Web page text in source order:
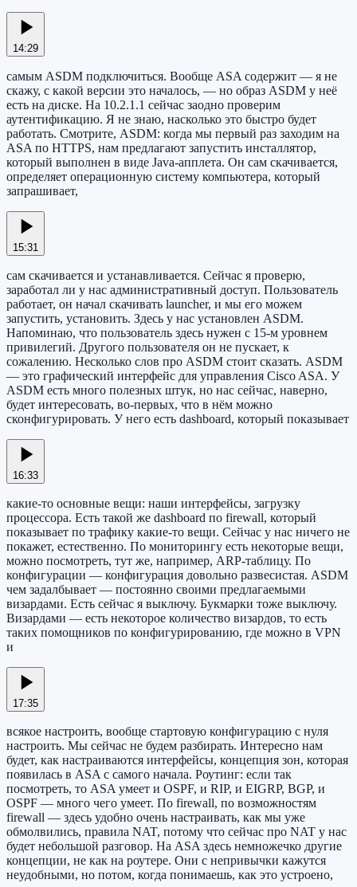
14:29
самым ASDM подключиться. Вообще ASA содержит — я не
скажу, с какой версии это началось, — но образ ASDM у неё
есть на диске. На 10.2.1.1 сейчас заодно проверим
аутентификацию. Я не знаю, насколько это быстро будет
работать. Смотрите, ASDM: когда мы первый раз заходим на
ASA по HTTPS, нам предлагают запустить инсталлятор,
который выполнен в виде Java-апплета. Он сам скачивается,
определяет операционную систему компьютера, который
запрашивает,
15:31
сам скачивается и устанавливается. Сейчас я проверю,
заработал ли у нас административный доступ. Пользователь
работает, он начал скачивать launcher, и мы его можем
запустить, установить. Здесь у нас установлен ASDM.
Напоминаю, что пользователь здесь нужен с 15-м уровнем
привилегий. Другого пользователя он не пускает, к
сожалению. Несколько слов про ASDM стоит сказать. ASDM
— это графический интерфейс для управления Cisco ASA. У
ASDM есть много полезных штук, но нас сейчас, наверно,
будет интересовать, во-первых, что в нём можно
сконфигурировать. У него есть dashboard, который показывает
16:33
какие-то основные вещи: наши интерфейсы, загрузку
процессора. Есть такой же dashboard по firewall, который
показывает по трафику какие-то вещи. Сейчас у нас ничего не
покажет, естественно. По мониторингу есть некоторые вещи,
можно посмотреть, тут же, например, ARP-таблицу. По
конфигурации — конфигурация довольно развесистая. ASDM
чем задалбывает — постоянно своими предлагаемыми
визардами. Есть сейчас я выключу. Букмарки тоже выключу.
Визардами — есть некоторое количество визардов, то есть
таких помощников по конфигурированию, где можно в VPN
и
17:35
всякое настроить, вообще стартовую конфигурацию с нуля
настроить. Мы сейчас не будем разбирать. Интересно нам
будет, как настраиваются интерфейсы, концепция зон, которая
появилась в ASA с самого начала. Роутинг: если так
посмотреть, то ASA умеет и OSPF, и RIP, и EIGRP, BGP, и
OSPF — много чего умеет. По firewall, по возможностям
firewall — здесь удобно очень настраивать, как мы уже
обмолвились, правила NAT, потому что сейчас про NAT у нас
будет небольшой разговор. На ASA здесь немножечко другие
концепции, не как на роутере. Они с непривычки кажутся
неудобными, но потом, когда понимаешь, как это устроено,